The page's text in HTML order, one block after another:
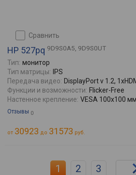
сравнить
HP 527pq 9D9S0A5, 9D9S0UT
Тип: монитор
Тип матрицы:
IPS
Передача видео: DisplayPort v 1.2,
Функции и возможности: Flicker-Free
Настенное крепление: VESA 100x100 мм
Отзывы 0
от 30923 до 31573 руб.
1 2 3